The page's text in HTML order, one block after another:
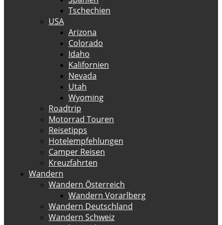
Tschechien
USA
Arizona
Colorado
Idaho
Kalifornien
Nevada
Utah
Wyoming
Roadtrip
Motorrad Touren
Reisetipps
Hotelempfehlungen
Camper Reisen
Kreuzfahrten
Wandern
Wandern Österreich
Wandern Vorarlberg
Wandern Deutschland
Wandern Schweiz